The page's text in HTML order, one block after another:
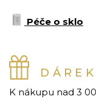
Péče o sklo
K nákupu nad 3